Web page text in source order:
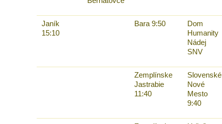
Janík
15:10
Bara 9:50
Dom
Humanity
Nádej
SNV
Zemplínske
Jastrabie
11:40
Slovenské
Nové
Mesto
9:40